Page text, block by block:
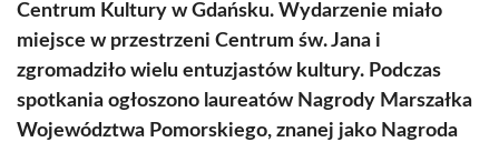
Centrum Kultury w Gdańsku. Wydarzenie miało
miejsce w przestrzeni Centrum św. Jana i
zgromadziło wielu entuzjastów kultury. Podczas
spotkania ogłoszono laureatów Nagrody Marszałka
Województwa Pomorskiego, znanej jako Nagroda